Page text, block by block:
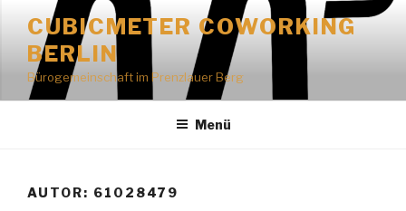
Inhalt
springen
CUBICMETER COWORKING
BERLIN
Bürogemeinschaft im Prenzlauer Berg
Menü
AUTOR: 61028479